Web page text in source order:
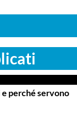
e perché servono